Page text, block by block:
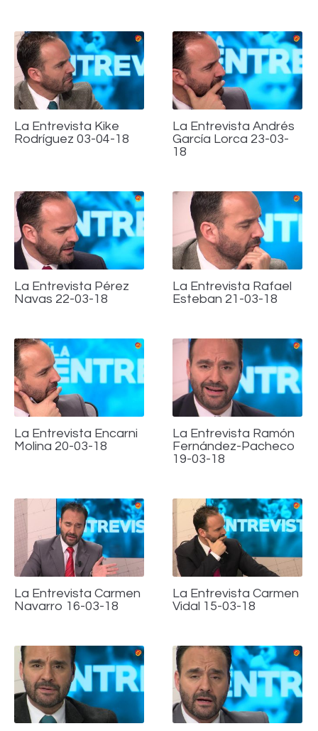
La Entrevista Kike
Rodríguez 03-04-18
La Entrevista Andrés
García Lorca 23-03-
18
La Entrevista Pérez
Navas 22-03-18
La Entrevista Rafael
Esteban 21-03-18
La Entrevista Encarni
Molina 20-03-18
La Entrevista Ramón
Fernández-Pacheco
19-03-18
La Entrevista Carmen
Navarro 16-03-18
La Entrevista Carmen
Vidal 15-03-18